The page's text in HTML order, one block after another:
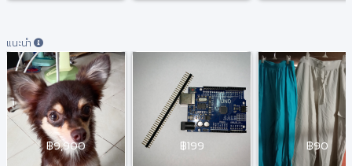
แนะนำ
฿9,900 ฿199 ฿90